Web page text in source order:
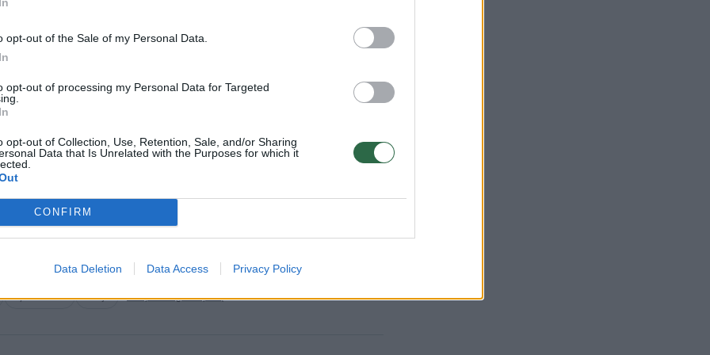
opt-out of the Sale of my Personal Data.
opt-out of processing my Personal Data for Targeted
opt-out of Collection, Use, Retention, Sale, and/or Sharing
Data that Is Unrelated with the Purposes for which it
CONFIRM
Data Deletion Data Access Privacy Policy
pajėgumus“, – sakė P. Reesinkas.
tempas išliks toks pats ir Rusijos vadovybė
Maskva gali būti pasirengusi naujam ginkluotam
pabaigos.
šalys, yra pasirengę užtikrinti, kad būtume
jis.
Voice“ inf.
Nyderlandai Rusija Rodyti daugiau žymių